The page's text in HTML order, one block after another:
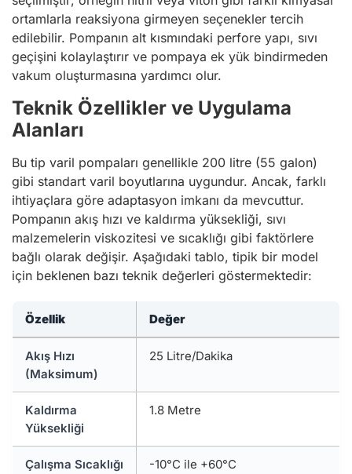
ortamlarla reaksiyona girmeyen seçenekler tercih
edilebilir. Pompanın alt kısmındaki perfore yapı, sıvı
geçişini kolaylaştırır ve pompaya ek yük bindirmeden
vakum oluşturmasına yardımcı olur.
Teknik Özellikler ve Uygulama
Alanları
Bu tip varil pompaları genellikle 200 litre (55 galon)
gibi standart varil boyutlarına uygundur. Ancak, farklı
ihtiyaçlara göre adaptasyon imkanı da mevcuttur.
Pompanın akış hızı ve kaldırma yüksekliği, sıvı
malzemelerin viskozitesi ve sıcaklığı gibi faktörlere
bağlı olarak değişir. Aşağıdaki tablo, tipik bir model
için beklenen bazı teknik değerleri göstermektedir:
Özellik Değer
Akış Hızı
(Maksimum)
25 Litre/Dakika
Kaldırma
Yüksekliği
1.8 Metre
Çalışma Sıcaklığı
-10°C ile +60°C